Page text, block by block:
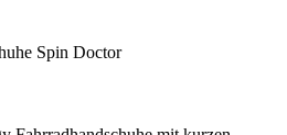
Spin Doctor